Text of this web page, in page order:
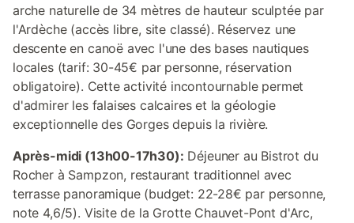
arche naturelle de 34 mètres de hauteur sculptée par
l'Ardèche (accès libre, site classé). Réservez une
descente en canoë avec l'une des bases nautiques
locales (tarif: 30-45€ par personne, réservation
obligatoire). Cette activité incontournable permet
d'admirer les falaises calcaires et la géologie
exceptionnelle des Gorges depuis la rivière.
Après-midi (13h00-17h30): Déjeuner au Bistrot du
Rocher à Sampzon, restaurant traditionnel avec
terrasse panoramique (budget: 22-28€ par personne,
note 4,6/5). Visite de la Grotte Chauvet-Pont d'Arc,